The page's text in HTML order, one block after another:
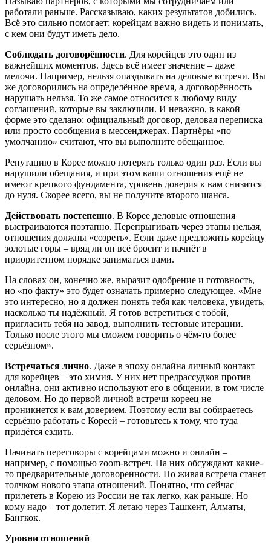
работали раньше. Рассказываю, каких результатов добились.
Всё это сильно помогает: корейцам важно видеть и понимать,
с кем они будут иметь дело.
Соблюдать договорённости. Для корейцев это один из
важнейших моментов. Здесь всё имеет значение – даже
мелочи. Например, нельзя опаздывать на деловые встречи. Вы
же договорились на определённое время, а договорённость
нарушать нельзя. То же самое относится к любому виду
соглашений, которые вы заключили. И неважно, в какой
форме это сделано: официальный договор, деловая переписка
или просто сообщения в мессенджерах. Партнёры «по
умолчанию» считают, что вы выполните обещанное.
Репутацию в Корее можно потерять только один раз. Если вы
нарушили обещания, и при этом ваши отношения ещё не
имеют крепкого фундамента, уровень доверия к вам снизится
до нуля. Скорее всего, вы не получите второго шанса.
Действовать постепенно. В Корее деловые отношения
выстраиваются поэтапно. Перепрыгивать через этапы нельзя,
отношения должны «созреть». Если даже предложить корейцу
золотые горы – вряд ли он всё бросит и начнёт в
приоритетном порядке заниматься вами.
На словах он, конечно же, выразит одобрение и готовность,
но «по факту» это будет означать примерно следующее. «Мне
это интересно, но я должен понять тебя как человека, увидеть,
насколько ты надёжный. Я готов встретиться с тобой,
пригласить тебя на завод, выполнить тестовые итерации.
Только после этого мы сможем говорить о чём-то более
серьёзном».
Встречаться лично. Даже в эпоху онлайна личный контакт
для корейцев – это химия. У них нет предрассудков против
онлайна, они активно используют его в общении, в том числе
деловом. Но до первой личной встречи кореец не
проникнется к вам доверием. Поэтому если вы собираетесь
серьёзно работать с Кореей – готовьтесь к тому, что туда
придётся ездить.
Начинать переговоры с корейцами можно и онлайн –
например, с помощью zoom-встреч. На них обсуждают какие-
то предварительные договоренности. Но живая встреча станет
толчком нового этапа отношений. Понятно, что сейчас
прилететь в Корею из России не так легко, как раньше. Но
кому надо – тот долетит. Я летаю через Ташкент, Алматы,
Бангкок.
Уровни отношений